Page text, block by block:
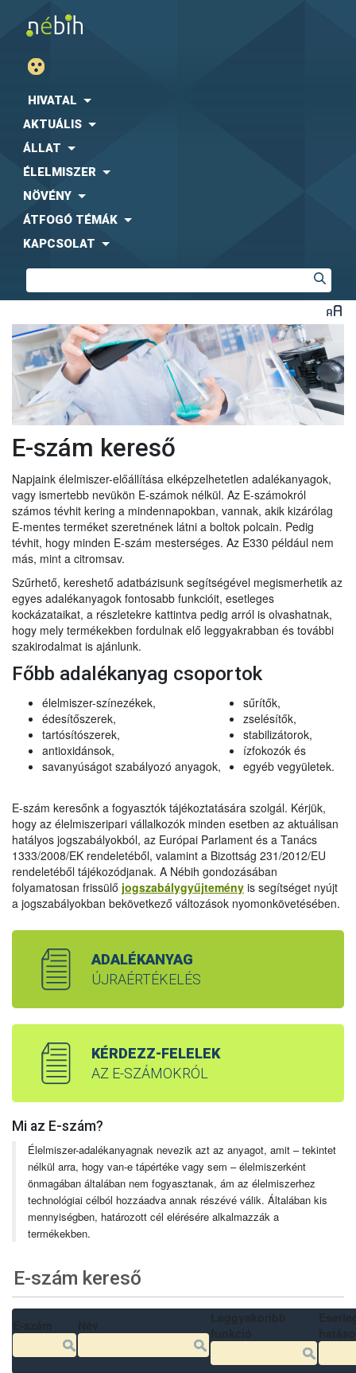
HIVATAL
AKTUÁLIS
ÁLLAT
ÉLELMISZER
NÖVÉNY
ÁTFOGÓ TÉMÁK
KAPCSOLAT
E-szám kereső
Napjaink élelmiszer-előállítása elképzelhetetlen adalékanyagok,
vagy ismertebb nevükön E-számok nélkül. Az E-számokról
számos tévhit kering a mindennapokban, vannak, akik kizárólag
E-mentes terméket szeretnének látni a boltok polcain. Pedig
tévhit, hogy minden E-szám mesterséges. Az E330 például nem
más, mint a citromsav.
Szűrhető, kereshető adatbázisunk segítségével megismerhetik az
egyes adalékanyagok fontosabb funkcióit, esetleges
kockázataikat, a részletekre kattintva pedig arról is olvashatnak,
hogy mely termékekben fordulnak elő leggyakrabban és további
szakirodalmat is ajánlunk.
Főbb adalékanyag csoportok
élelmiszer-színezékek,
édesítőszerek,
tartósítószerek,
antioxidánsok,
savanyúságot szabályozó anyagok,
sűrítők,
zselésítők,
stabilizátorok,
ízfokozók és
egyéb vegyületek.
E-szám keresőnk a fogyasztók tájékoztatására szolgál. Kérjük,
hogy az élelmiszeripari vállalkozók minden esetben az aktuálisan
hatályos jogszabályokból, az Európai Parlament és a Tanács
1333/2008/EK rendeletéből, valamint a Bizottság 231/2012/EU
rendeletéből tájékozódjanak. A Nébih gondozásában
folyamatosan frissülő jogszabálygyűjtemény is segítséget nyújt
a jogszabályokban bekövetkező változások nyomonkövetésében.
ADALÉKANYAG
ÚJRAÉRTÉKELÉS
KÉRDEZZ-FELELEK
AZ E-SZÁMOKRÓL
Mi az E-szám?
Élelmiszer-adalékanyagnak nevezik azt az anyagot, amit – tekintet
nélkül arra, hogy van-e tápértéke vagy sem – élelmiszerként
önmagában általában nem fogyasztanak, ám az élelmiszerhez
technológiai célból hozzáadva annak részévé válik. Általában kis
mennyiségben, határozott cél elérésére alkalmazzák a
termékekben.
E-szám kereső